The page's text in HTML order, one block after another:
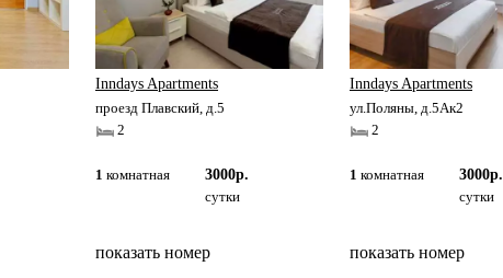
Inndays Apartments
проезд Плавский, д.5
2
1 комнатная
3000р.
сутки
показать номер
Inndays Apartments
ул.Поляны, д.5Ак2
2
1 комнатная
3000р.
сутки
показать номер